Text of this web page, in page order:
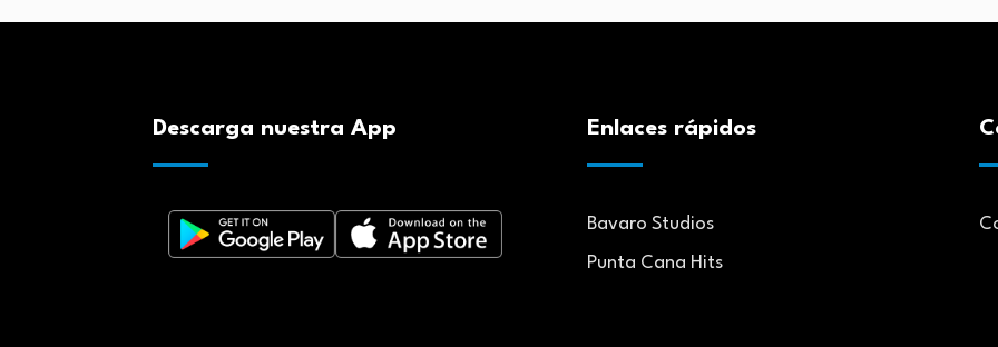
Descarga nuestra App Enlaces rápidos
Bavaro Studios
Punta Cana Hits